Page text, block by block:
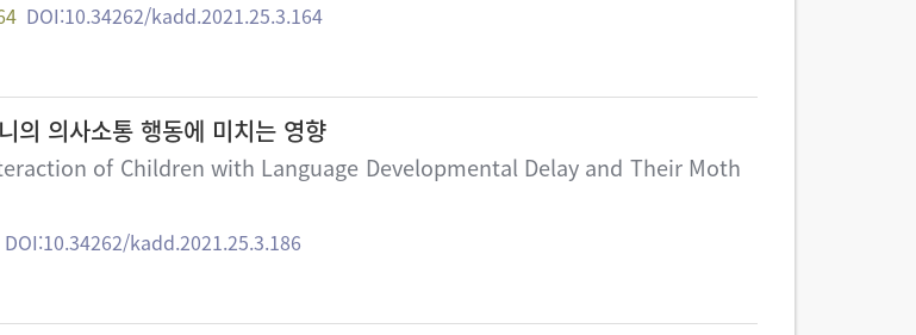
DOI:10.34262/kadd.2021.25.3.164
의 의사소통 행동에 미치는 영향
of Children with Language Developmental Delay and Their Moth
DOI:10.34262/kadd.2021.25.3.186